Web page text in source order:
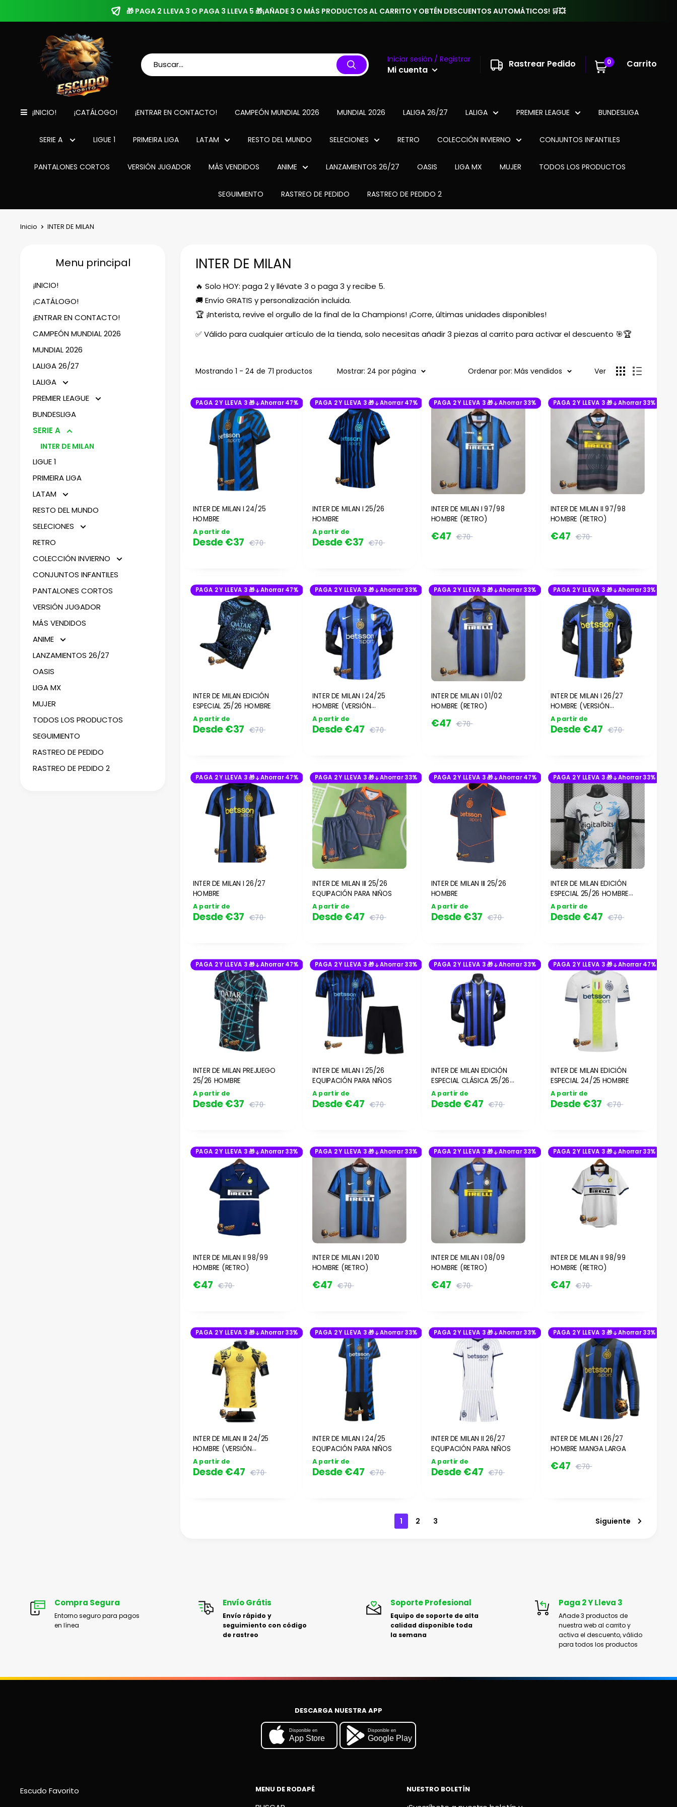
🎁 PAGA 2 LLEVA 3 O PAGA 3 LLEVA 5 🎁¡AÑADE 3 O MÁS PRODUCTOS AL CARRITO Y OBTÉN DESCUENTOS AUTOMÁTICOS! 🛒💥
Iniciar sesión / Registrar
Mi cuenta
Rastrear Pedido 0 Carrito
¡INICIO! ¡CATÁLOGO! ¡ENTRAR EN CONTACTO! CAMPEÓN MUNDIAL 2026 MUNDIAL 2026 LALIGA 26/27 LALIGA PREMIER LEAGUE BUNDESLIGA
SERIE A LIGUE 1 PRIMEIRA LIGA LATAM RESTO DEL MUNDO SELECIONES RETRO COLECCIÓN INVIERNO CONJUNTOS INFANTILES
PANTALONES CORTOS VERSIÓN JUGADOR MÁS VENDIDOS ANIME LANZAMIENTOS 26/27 OASIS LIGA MX MUJER TODOS LOS PRODUCTOS
SEGUIMIENTO RASTREO DE PEDIDO RASTREO DE PEDIDO 2
Inicio INTER DE MILAN
Menu principal
¡INICIO!
¡CATÁLOGO!
¡ENTRAR EN CONTACTO!
CAMPEÓN MUNDIAL 2026
MUNDIAL 2026
LALIGA 26/27
LALIGA
PREMIER LEAGUE
BUNDESLIGA
SERIE A
INTER DE MILAN
LIGUE 1
PRIMEIRA LIGA
LATAM
RESTO DEL MUNDO
SELECIONES
RETRO
COLECCIÓN INVIERNO
CONJUNTOS INFANTILES
PANTALONES CORTOS
VERSIÓN JUGADOR
MÁS VENDIDOS
ANIME
LANZAMIENTOS 26/27
OASIS
LIGA MX
MUJER
TODOS LOS PRODUCTOS
SEGUIMIENTO
RASTREO DE PEDIDO
RASTREO DE PEDIDO 2
INTER DE MILAN
🔥 Solo HOY: paga 2 y llévate 3 o paga 3 y recibe 5.
🚚 Envío GRATIS y personalización incluida.
🏆 ¡Interista, revive el orgullo de la final de la Champions! ¡Corre, últimas unidades disponibles!
✅ Válido para cualquier artículo de la tienda, solo necesitas añadir 3 piezas al carrito para activar el descuento 🎯🏆
Mostrando 1 - 24 de 71 productos Mostrar: 24 por página Ordenar por: Más vendidos Ver
PAGA 2 Y LLEVA 3 🎁 Ahorrar 47%
INTER DE MILAN I 24/25
HOMBRE
A partir de
Desde€37 €70
PAGA 2 Y LLEVA 3 🎁 Ahorrar 47%
INTER DE MILAN I 25/26
HOMBRE
A partir de
Desde€37 €70
PAGA 2 Y LLEVA 3 🎁 Ahorrar 33%
INTER DE MILAN I 97/98
HOMBRE (RETRO)
€47 €70
PAGA 2 Y LLEVA 3 🎁 Ahorrar 33%
INTER DE MILAN II 97/98
HOMBRE (RETRO)
€47 €70
PAGA 2 Y LLEVA 3 🎁 Ahorrar 47%
INTER DE MILAN EDICIÓN
ESPECIAL 25/26 HOMBRE
A partir de
Desde€37 €70
PAGA 2 Y LLEVA 3 🎁 Ahorrar 33%
INTER DE MILAN I 24/25
HOMBRE (VERSIÓN
JUGADOR)
A partir de
Desde€47 €70
PAGA 2 Y LLEVA 3 🎁 Ahorrar 33%
INTER DE MILAN I 01/02
HOMBRE (RETRO)
€47 €70
PAGA 2 Y LLEVA 3 🎁 Ahorrar 33%
INTER DE MILAN I 26/27
HOMBRE (VERSIÓN
JUGADOR)
A partir de
Desde€47 €70
PAGA 2 Y LLEVA 3 🎁 Ahorrar 47%
INTER DE MILAN I 26/27
HOMBRE
A partir de
Desde€37 €70
PAGA 2 Y LLEVA 3 🎁 Ahorrar 33%
INTER DE MILAN III 25/26
EQUIPACIÓN PARA NIÑOS
A partir de
Desde€47 €70
PAGA 2 Y LLEVA 3 🎁 Ahorrar 47%
INTER DE MILAN III 25/26
HOMBRE
A partir de
Desde€37 €70
PAGA 2 Y LLEVA 3 🎁 Ahorrar 33%
INTER DE MILAN EDICIÓN
ESPECIAL 25/26 HOMBRE
(VERSIÓN JUGADOR)
A partir de
Desde€47 €70
PAGA 2 Y LLEVA 3 🎁 Ahorrar 47%
INTER DE MILAN PREJUEGO
25/26 HOMBRE
A partir de
Desde€37 €70
PAGA 2 Y LLEVA 3 🎁 Ahorrar 33%
INTER DE MILAN I 25/26
EQUIPACIÓN PARA NIÑOS
A partir de
Desde€47 €70
PAGA 2 Y LLEVA 3 🎁 Ahorrar 33%
INTER DE MILAN EDICIÓN
ESPECIAL CLÁSICA 25/26
HOMBRE (VERSIÓN
JUGADOR)
A partir de
Desde€47 €70
PAGA 2 Y LLEVA 3 🎁 Ahorrar 47%
INTER DE MILAN EDICIÓN
ESPECIAL 24/25 HOMBRE
A partir de
Desde€37 €70
PAGA 2 Y LLEVA 3 🎁 Ahorrar 33%
INTER DE MILAN II 98/99
HOMBRE (RETRO)
€47 €70
PAGA 2 Y LLEVA 3 🎁 Ahorrar 33%
INTER DE MILAN I 2010
HOMBRE (RETRO)
€47 €70
PAGA 2 Y LLEVA 3 🎁 Ahorrar 33%
INTER DE MILAN I 08/09
HOMBRE (RETRO)
€47 €70
PAGA 2 Y LLEVA 3 🎁 Ahorrar 33%
INTER DE MILAN II 98/99
HOMBRE (RETRO)
€47 €70
PAGA 2 Y LLEVA 3 🎁 Ahorrar 33%
INTER DE MILAN III 24/25
HOMBRE (VERSIÓN
JUGADOR)
A partir de
Desde€47 €70
PAGA 2 Y LLEVA 3 🎁 Ahorrar 33%
INTER DE MILAN I 24/25
EQUIPACIÓN PARA NIÑOS
A partir de
Desde€47 €70
PAGA 2 Y LLEVA 3 🎁 Ahorrar 33%
INTER DE MILAN II 26/27
EQUIPACIÓN PARA NIÑOS
A partir de
Desde€47 €70
PAGA 2 Y LLEVA 3 🎁 Ahorrar 33%
INTER DE MILAN I 26/27
HOMBRE MANGA LARGA
€47 €70
1 2 3 Siguiente
Compra Segura
Entorno seguro para pagos
en línea
Envío Grátis
Envío rápido y
seguimiento con código
de rastreo
Soporte Profesional
Equipo de soporte de alta
calidad disponible toda
la semana
Paga 2 Y Lleva 3
Añade 3 productos de
nuestra web al carrito y
activa el descuento, válido
para todos los productos
DESCARGA NUESTRA APP
Disponible en
App Store
Disponible en
Google Play
Escudo Favorito MENU DE RODAPÉ NUESTRO BOLETÍN